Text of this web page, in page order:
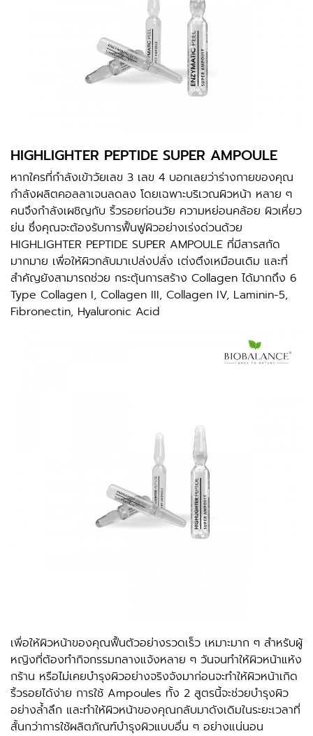
HIGHLIGHTER PEPTIDE SUPER AMPOULE
หากใครที่กำลังเข้าวัยเลข 3 เลข 4 บอกเลยว่าร่างกายของคุณ
กำลังผลิตคอลลาเจนลดลง โดยเฉพาะบริเวณผิวหน้า หลาย ๆ
คนจึงกำลังเผชิญกับ ริ้วรอยก่อนวัย ความหย่อนคล้อย ผิวเหี่ยว
ย่น ซึ่งคุณจะต้องรับการฟื้นฟูผิวอย่างเร่งด่วนด้วย
HIGHLIGHTER PEPTIDE SUPER AMPOULE ที่มีสารสกัด
มากมาย เพื่อให้ผิวกลับมาเปล่งปลั่ง เต่งตึงเหมือนเดิม และที่
สำคัญยังสามารถช่วย กระตุ้นการสร้าง Collagen ได้มากถึง 6
Type Collagen I, Collagen III, Collagen IV, Laminin-5,
Fibronectin, Hyaluronic Acid
เพื่อให้ผิวหน้าของคุณฟื้นตัวอย่างรวดเร็ว เหมาะมาก ๆ สำหรับผู้
หญิงที่ต้องทำกิจกรรมกลางแจ้งหลาย ๆ วันจนทำให้ผิวหน้าแห้ง
กร้าน หรือไม่เคยบำรุงผิวอย่างจริงจังมาก่อนจะทำให้ผิวหน้าเกิด
ริ้วรอยได้ง่าย การใช้ Ampoules ทั้ง 2 สูตรนี้จะช่วยบำรุงผิว
อย่างล้ำลึก และทำให้ผิวหน้าของคุณกลับมาดังเดิมในระยะเวลาที่
สั้นกว่าการใช้ผลิตภัณฑ์บำรุงผิวแบบอื่น ๆ อย่างแน่นอน